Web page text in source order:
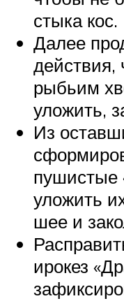
стыка кос.
Далее
рыбьим
уложить,
Из
пушистые
уложить
шее и
ирокез